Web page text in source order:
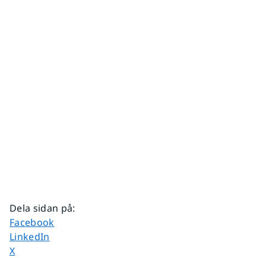
Dela sidan på:
Dela sidan på
Facebook
Dela sidan på
LinkedIn
Dela sidan på
X